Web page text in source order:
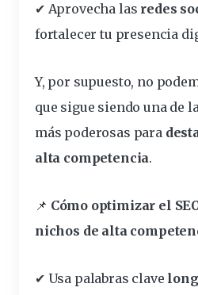
✔ Aprovecha las redes
fortalecer tu presencia
Y, por supuesto, no
que sigue siendo una de
más poderosas para
alta competencia.
📌 Cómo optimizar el
nichos de alta
✔ Usa palabras clave